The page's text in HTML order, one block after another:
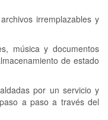
irremplazables y
música y documentos
de estado
por un servicio y
a paso a través del